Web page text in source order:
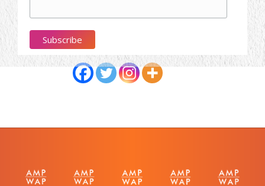
Partagez cet article